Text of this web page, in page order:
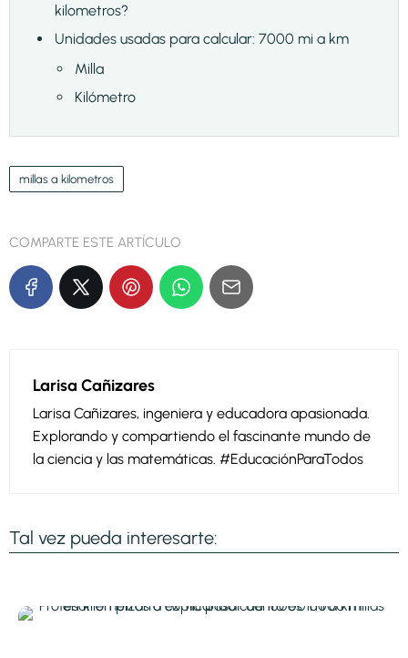
kilometros?
Unidades usadas para calcular: 7000 mi a km
Milla
Kilómetro
millas a kilometros
COMPARTE ESTE ARTÍCULO
Larisa Cañizares
Larisa Cañizares, ingeniera y educadora apasionada.
Explorando y compartiendo el fascinante mundo de
la ciencia y las matemáticas. #EducaciónParaTodos
Tal vez pueda interesarte: